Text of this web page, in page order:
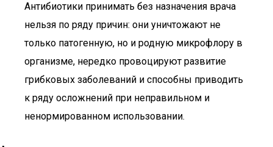
Антибиотики принимать без назначения врача
нельзя по ряду причин: они уничтожают не
только патогенную, но и родную микрофлору в
организме, нередко провоцируют развитие
грибковых заболеваний и способны приводить
к ряду осложнений при неправильном и
ненормированном использовании.